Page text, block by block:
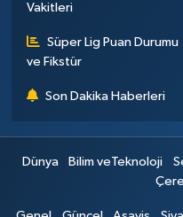
Vakitleri
Süper Lig Puan Durumu
ve Fikstür
Son Dakika Haberleri
Dünya Bilim veTeknoloji